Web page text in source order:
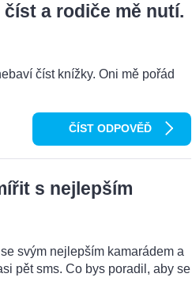
a rodiče mě nutí.
číst knížky. Oni mě pořád
ČÍST ODPOVĚĎ
s nejlepším
svým nejlepším kamarádem a
pět sms. Co bys poradil, aby se